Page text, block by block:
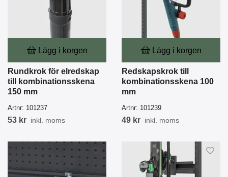
Lägg i korgen
Rundkrok för elredskap
till kombinationsskena
150 mm
Artnr: 101237
53 kr inkl. moms
Lägg i korgen
Redskapskrok till
kombinationsskena 100
mm
Artnr: 101239
49 kr inkl. moms